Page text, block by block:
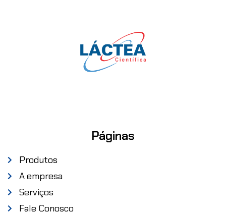
Páginas
Produtos
A empresa
Serviços
Fale Conosco